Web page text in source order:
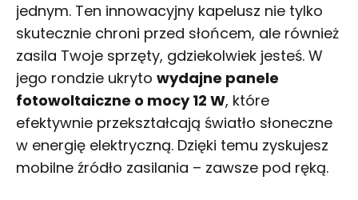
jednym. Ten innowacyjny kapelusz nie tylko
skutecznie chroni przed słońcem, ale również
zasila Twoje sprzęty, gdziekolwiek jesteś. W
jego rondzie ukryto wydajne panele
fotowoltaiczne o mocy 12 W, które
efektywnie przekształcają światło słoneczne
w energię elektryczną. Dzięki temu zyskujesz
mobilne źródło zasilania – zawsze pod ręką.